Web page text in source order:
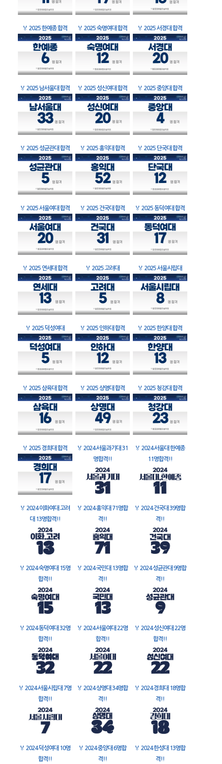
🏅 2025 한예종 합격 🏅 2025 숙명여대 합격 🏅 2025 서경대 합격
🏅 2025 남서울대 합격 🏅 2025 성신여대 합격 🏅 2025 중앙대 합격
🏅 2025 성균관대 합격 🏅 2025 홍익대 합격 🏅 2025 단국대 합격
🏅 2025 서울여대 합격 🏅 2025 건국대 합격 🏅 2025 동덕여대 합격
🏅 2025 연세대 합격 🏅 2025 고려대 🏅 2025 서울시립대
🏅 2025 덕성여대 🏅 2025 인하대 합격 🏅 2025 한양대 합격
🏅 2025 삼육대 합격 🏅 2025 상명대 합격 🏅 2025 청강대 합격
🏅 2025 경희대 합격 🏅 2024 서울과기대 31
명합격!!
🏅 2024 서울대 한예종
11명합격!!
🏅 2024 이화여대 고려
대 13명합격!!
🏅 2024 홍익대 71명합
격!!
🏅 2024 건국대 39명합
격!!
🏅 2024 숙명여대 15명
합격!!
🏅 2024 국민대 13명합
격!!
🏅 2024 성균관대 9명합
격!!
🏅 2024 동덕여대 32명
합격!!
🏅 2024 서울여대 22명
합격!!
🏅 2024 성신여대 22명
합격!!
🏅 2024 서울시립대 7명
합격!!
🏅 2024 상명대 34명합
격!!
🏅 2024 경희대 18명합
격!!
🏅 2024 덕성여대 10명
합격!!
🏅 2024 중앙대 6명합
격!!
🏅 2024 한성대 13명합
격!!